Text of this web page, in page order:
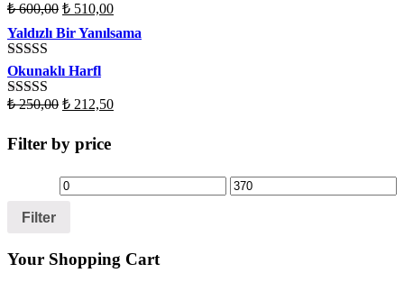
Rated4.50
out of 5
₺600,00 ₺ 510,00
Yaldızlı Bir Yanılsama
Rated4.50
out of 5
Okunaklı Harfl
Rated4.50
₺250,00 ₺ 212,50
Filter by price
Filter
Your Shopping Cart